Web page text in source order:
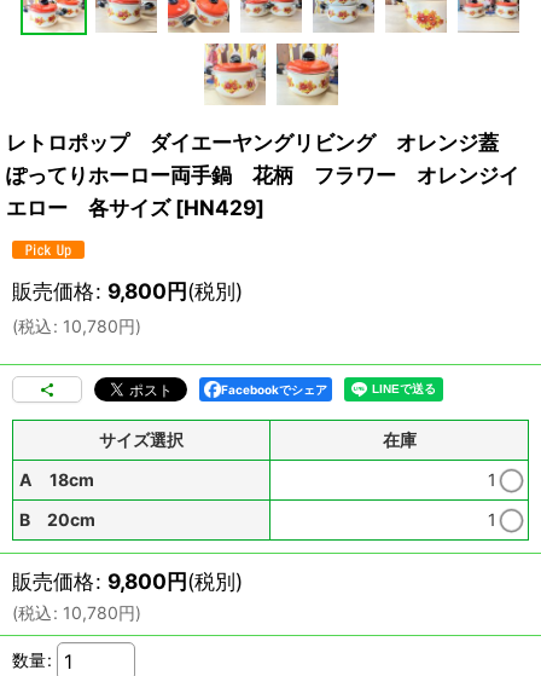
レトロポップ ダイエーヤングリビング オレンジ蓋
ぽってりホーロー両手鍋 花柄 フラワー オレンジイ
エロー 各サイズ [HN429]
販売価格: 9,800円(税別)
(税込: 10,780円)
Facebookでシェア
サイズ選択
在庫
A 18cm
1
B 20cm
1
販売価格: 9,800円(税別)
(税込: 10,780円)
数量: